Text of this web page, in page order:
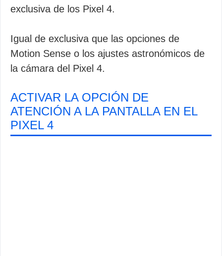
exclusiva de los Pixel 4.
Igual de exclusiva que las opciones de
Motion Sense o los ajustes astronómicos de
la cámara del Pixel 4.
ACTIVAR LA OPCIÓN DE
ATENCIÓN A LA PANTALLA EN EL
PIXEL 4